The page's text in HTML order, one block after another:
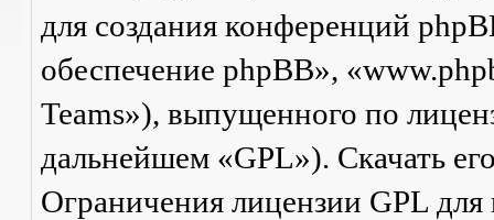
для создания конференций
обеспечение phpBB»,
Teams»), выпущенного по
дальнейшем «GPL»). Скачать
Ограничения лицензии GPL